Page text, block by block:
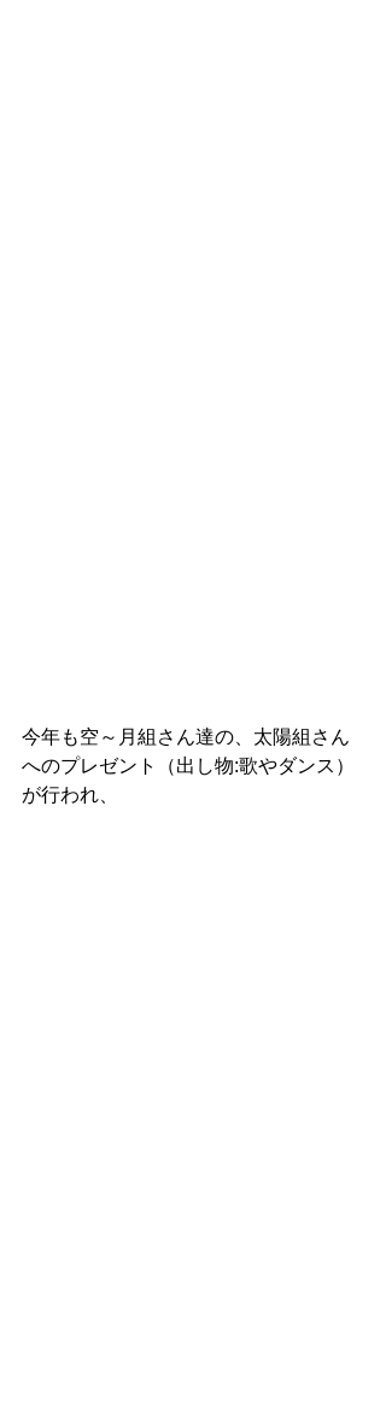
今年も空～月組さん達の、太陽組さん
へのプレゼント（出し物:歌やダンス）
が行われ、